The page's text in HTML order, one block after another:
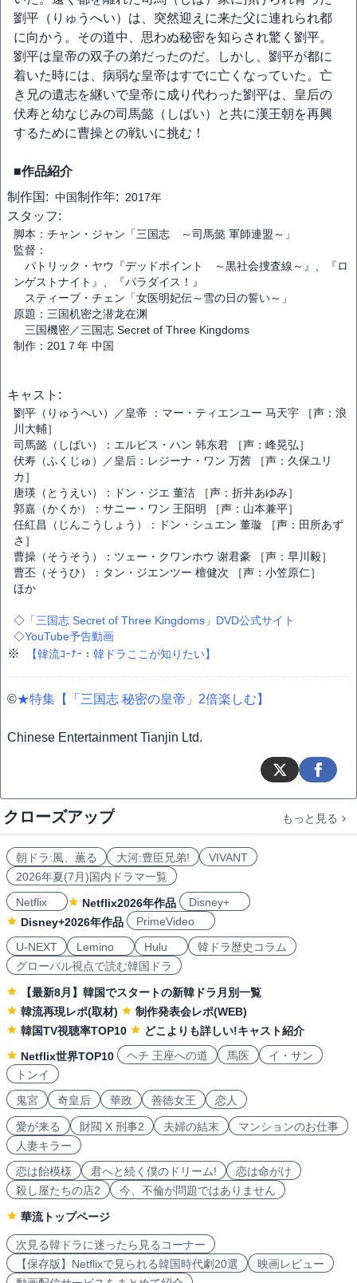
劉平（りゅうへい）は、突然迎えに来た父に連れられ都
に向かう。その道中、思わぬ秘密を知らされ驚く劉平。
劉平は皇帝の双子の弟だったのだ。しかし、劉平が都に
着いた時には、病弱な皇帝はすでに亡くなっていた。亡
き兄の遺志を継いで皇帝に成り代わった劉平は、皇后の
伏寿と幼なじみの司馬懿（しばい）と共に漢王朝を再興
するために曹操との戦いに挑む！
■作品紹介
制作国: 中国制作年: 2017年
スタッフ:
脚本：チャン・ジャン「三国志 ～司馬懿 軍師連盟～」
監督：
パトリック・ヤウ『デッドポイント ～黒社会捜査線～』、『ロ
ンゲストナイト』、『パラダイス！』
スティーブ・チェン「女医明妃伝～雪の日の誓い～」
原題：三国机密之潜龙在渊
三国機密／三国志 Secret of Three Kingdoms
制作：201７年 中国
キャスト:
劉平（りゅうへい）／皇帝 ：マー・ティエンユー 马天宇 ［声：浪
川大輔］
司馬懿（しばい）：エルビス・ハン 韩东君 ［声：峰晃弘］
伏寿（ふくじゅ）／皇后：レジーナ・ワン 万茜 ［声：久保ユリ
カ］
唐瑛（とうえい）：ドン・ジエ 董洁 ［声：折井あゆみ］
郭嘉（かくか）：サニー・ワン 王阳明 ［声：山本兼平］
任紅昌（じんこうしょう）：ドン・シュエン 董璇 ［声：田所あず
さ］
曹操（そうそう）：ツェー・クワンホウ 谢君豪 ［声：早川毅］
曹丕（そうひ）：タン・ジエンツー 檀健次 ［声：小笠原仁］
ほか
◇ 「三国志 Secret of Three Kingdoms」DVD公式サイト
◇YouTube予告動画
※ 【韓流ｺｰﾅｰ：韓ドラここが知りたい】
©★特集【「三国志 秘密の皇帝」2倍楽しむ】
Chinese Entertainment Tianjin Ltd.
クローズアップ もっと見る
朝ドラ:風、薫る 大河:豊臣兄弟!
VIVANT
2026年夏(7月)国内ドラマ一覧
Netflix
Netflix2026年作品
Disney+
Disney+2026年作品
PrimeVideo
U-NEXT
Lemino Hulu
韓ドラ歴史コラム
グローバル視点で読む韓国ドラ
【最新8月】韓国でスタートの新韓ドラ月別一覧
韓流再現レポ(取材)
制作発表会レポ(WEB)
韓国TV視聴率TOP10
どこよりも詳しい!キャスト紹介
Netflix世界TOP10
ヘチ 王座への道 馬医
イ・サン
トンイ
鬼宮
奇皇后 華政 善徳女王 恋人
愛が来る 財閥 X 刑事2 夫婦の結末
マンションのお仕事
人妻キラー
恋は飴模様
君へと続く僕のドリーム!
恋は命がけ
殺し屋たちの店2
今、不倫が問題ではありません
華流トップページ
次見る韓ドラに迷ったら見るコーナー
【保存版】Netflixで見られる韓国時代劇20選
映画レビュー